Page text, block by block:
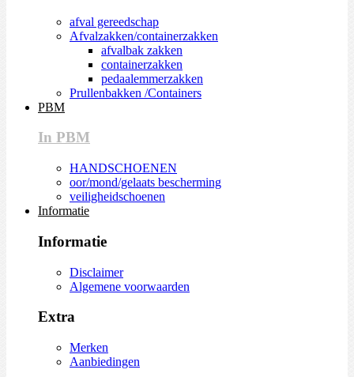
afval gereedschap
Afvalzakken/containerzakken
afvalbak zakken
containerzakken
pedaalemmerzakken
Prullenbakken /Containers
PBM
In PBM
HANDSCHOENEN
oor/mond/gelaats bescherming
veiligheidschoenen
Informatie
Informatie
Disclaimer
Algemene voorwaarden
Extra
Merken
Aanbiedingen